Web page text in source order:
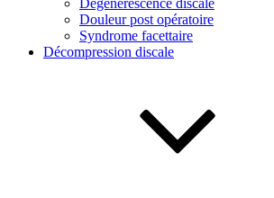
Dégénérescence discale
Douleur post opératoire
Syndrome facettaire
Décompression discale